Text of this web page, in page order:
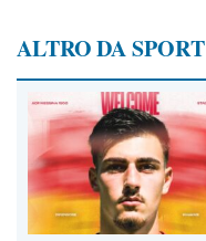
ALTRO DA SPORT